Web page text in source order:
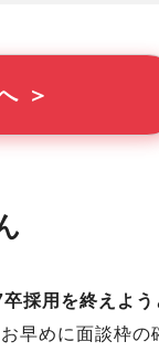
＞
卒採用を終えよ
早めに面談枠